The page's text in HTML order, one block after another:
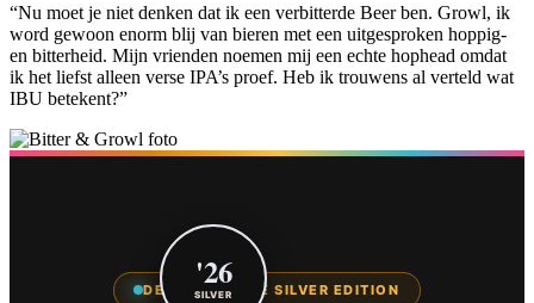
“Nu moet je niet denken dat ik een verbitterde Beer ben. Growl, ik
word gewoon enorm blij van bieren met een uitgesproken hoppig-
en bitterheid. Mijn vrienden noemen mij een echte hophead omdat
ik het liefst alleen verse IPA’s proef. Heb ik trouwens al verteld wat
IBU betekent?”
DE EXCLUSIEVE SILVER EDITION
'26
SILVER